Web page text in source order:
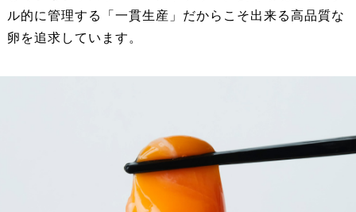
ル的に管理する「一貫生産」だからこそ出来る高品質な
卵を追求しています。